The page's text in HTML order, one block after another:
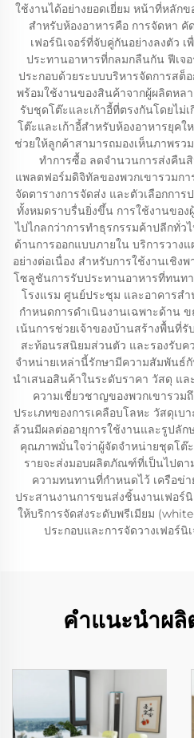
ใช้งานได้อย่างยอดเยี่ยม หน้าที่หลัก
สำหรับห้องอาหารคือ การจัดหา
เฟอร์นิเจอร์ที่จับคู่กันอย่างลงตัว
ประทานอาหารที่กลมกลืนกัน ฟีเจ
ประกอบด้วยระบบบริหารจัดการสต็
พร้อมใช้งานของสินค้าจากผู้ผลิตหล
รับชุดโต๊ะและเก้าอี้ที่ตรงกันโดยไม่
โต๊ะและเก้าอี้สำหรับห้องอาหารยุค
ช่วยให้ลูกค้าสามารถมองเห็นภาพร
ทำการซื้อ ลดจำนวนการส่งคืน
แพลตฟอร์มดิจิทัลของพวกเขารวมกา
จัดตารางการจัดส่ง และตัวเลือกกา
ทั้งหมดราบรื่นยิ่งขึ้น การใช้งานของ
ไปไกลกว่าการทำธุรกรรมค้าปลีกทั่ว
ด้านการออกแบบภายใน บริการวา
อย่างต่อเนื่อง สำหรับการใช้งานเชิ
โซลูชันการรับประทานอาหารที่ทนท
โรงแรม ศูนย์ประชุม และอาคารส
กำหนดการดำเนินงานเฉพาะด้าน
เน้นการช่วยเจ้าของบ้านสร้างพื้นที่
สะท้อนรสนิยมส่วนตัว และรองรับค
จำหน่ายเหล่านี้รักษามีความสัมพันธ์
นำเสนอสินค้าในระดับราคา วัสดุ แ
ความเชี่ยวชาญของพวกเขารวม
ประเภทของการเคลือบโลหะ วัสดุเบ
ล้วนมีผลต่ออายุการใช้งานและรูปลั
คุณภาพมั่นใจว่าผู้จัดจำหน่ายชุดโต๊
รายจะส่งมอบผลิตภัณฑ์ที่เป็นไปต
ความทนทานที่กำหนดไว้ เครือข่
ประสานงานการขนส่งชิ้นงานเฟอร์
ให้บริการจัดส่งระดับพรีเมียม
ประกอบและการจัดวางเฟอร์นิ
คำแนะนำผ